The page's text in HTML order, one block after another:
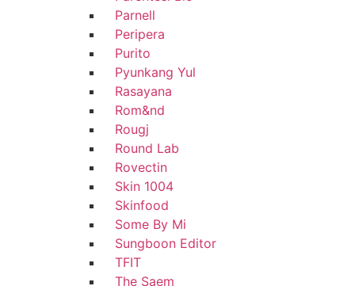
Parnell
Peripera
Purito
Pyunkang Yul
Rasayana
Rom&nd
Rougj
Round Lab
Rovectin
Skin 1004
Skinfood
Some By Mi
Sungboon Editor
TFIT
The Saem